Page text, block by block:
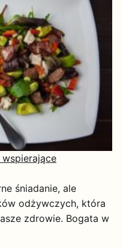
śniadanie, ale
odżywczych, która
zdrowie. Bogata w